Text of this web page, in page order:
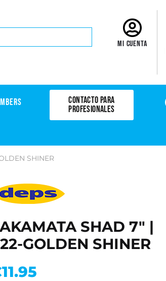
Mi cuenta
CONTACTO PARA
PROFESIONALES
SHINER
SHAD 7" |
GOLDEN SHINER
11.95